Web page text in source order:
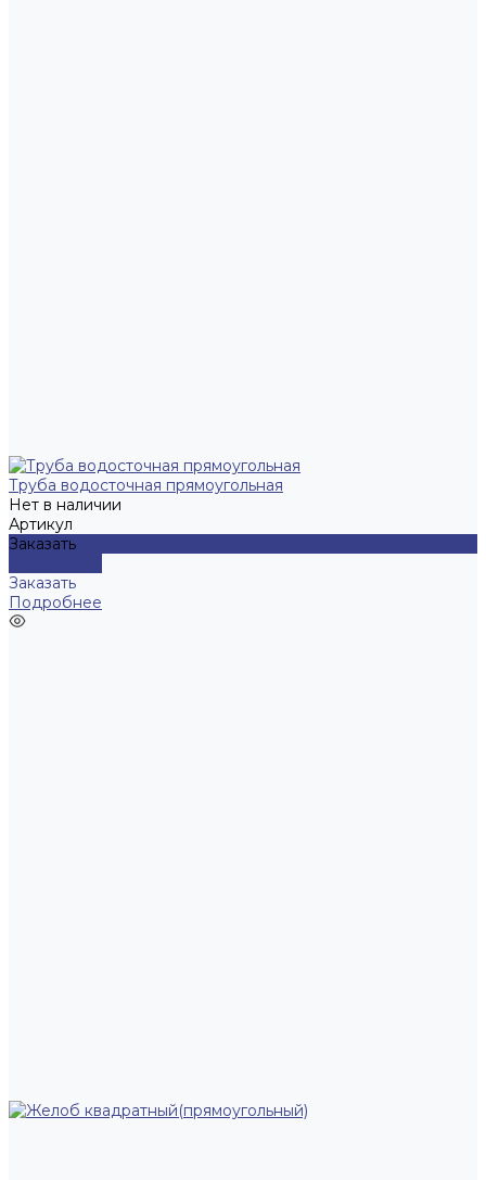
Труба водосточная прямоугольная
Нет в наличии
Артикул
Заказать
Заказать
Подробнее